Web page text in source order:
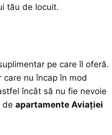
tău de locuit.
pe care îl oferă.
nu încap în mod
încât să nu fie nevoie
de apartamente Aviației